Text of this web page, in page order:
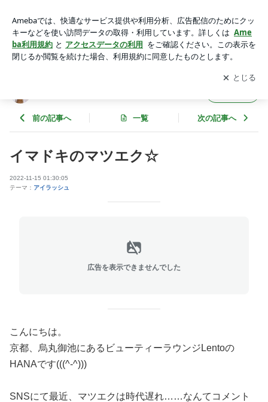
ト）
アプリをダウンロードして ブログの更新通知
を受け取りまし
ょう。
開く
前の記事へ 一覧 次の記事へ
イマドキのマツエク☆
2022-11-15 01:30:05
テーマ： アイラッシュ
広告を表示できませんでした
こんにちは。
京都、烏丸御池にあるビューティーラウンジLentoの
HANAです(((^-^)))
SNSにて最近、マツエクは時代遅れ……なんてコメント